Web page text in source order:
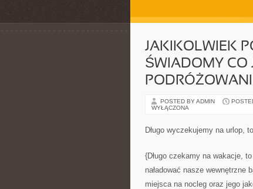
JAKIKOLWIEK
ŚWIADOMY CO
POSTED BY ADMIN
WYŁĄCZONA
Długo wyczekujemy na urlop,
{Długo czekamy na wakacje,
naładować nasze wewnętrzne
miejsca na nocleg oraz jego